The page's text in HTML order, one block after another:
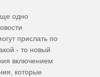
одно
прислать по
- то новый
включением
которые